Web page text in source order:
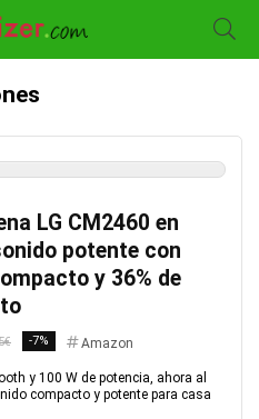
LG CM2460 en
potente con
y 36% de
-7% Amazon
y 100 W de potencia, ahora al
compacto y potente para casa